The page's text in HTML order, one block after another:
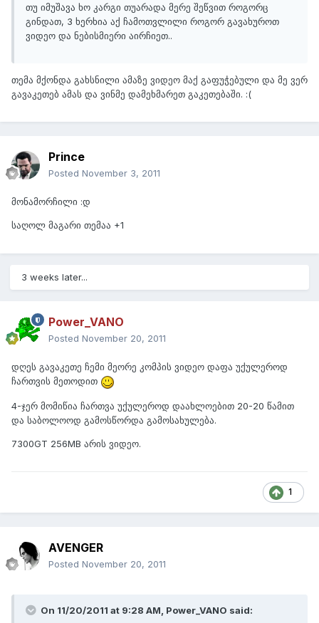
თუ იმუშავა ხო კარგი თუარადა მერე შეწვით როგორც
გინდათ, 3 ხერხია აქ ჩამოთვლილი როგორ გავახუროთ
ვიდეო და ნებისმიერი აირჩიეთ..
თემა მქონდა გახსნილი ამაზე ვიდეო მაქ გაფუჭებული და მე ვერ
გავაკეთებ ამას და ვინმე დამეხმარეთ გაკეთებაში. :(
Prince
Posted November 3, 2011
მონამორჩილი :დ
საღოლ მაგარი თემაა +1
3 weeks later...
Power_VANO
Posted November 20, 2011
დღეს გავაკეთე ჩემი მეორე კომპის ვიდეო დაფა უქულეროდ
ჩართვის მეთოდით
4-ჯერ მომიწია ჩართვა უქულეროდ დაახლოებით 20-20 წამით
და საბოლოოდ გამოსწორდა გამოსახულება.
7300GT 256MB არის ვიდეო.
1
AVENGER
Posted November 20, 2011
On 11/20/2011 at 9:28 AM, Power_VANO said: